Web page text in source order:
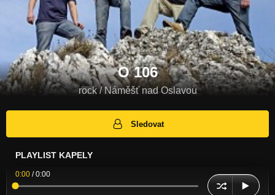
O 106
rock / Náměšť nad Oslavou
Sledovat
PLAYLIST KAPELY
0:00 /0:00